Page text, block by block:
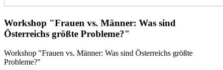
Workshop "Frauen vs. Männer: Was sind
Österreichs größte Probleme?"
Workshop "Frauen vs. Männer: Was sind Österreichs größte
Probleme?"